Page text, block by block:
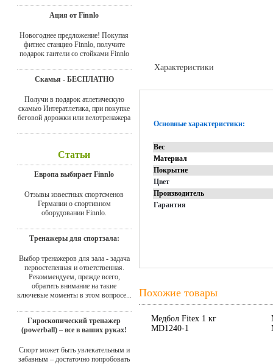
Ация от Finnlo
Новогоднее предложение! Покупая
фитнес станцию Finnlo, получите
подарок гантели со стойками Finnlo
Скамья - БЕСПЛАТНО
Получи в подарок атлетическую
скамью Интератлетика, при покупке
беговой дорожки или велотренажера
Статьи
Европа выбирает Finnlo
Отзывы известных спортсменов
Германии о спортивном
оборудовании Finnlo.
Тренажеры для спортзала:
Выбор тренажеров для зала - задача
первостепенная и ответственная.
Рекоммендуем, прежде всего,
обратить внимание на такие
ключевые моменты в этом вопросе...
Гироскопический тренажер
(powerball) – все в ваших руках!
Спорт может быть увлекательным и
забавным – достаточно попробовать
Характеристики
Основные характеристики:
Вес
Материал
Покрытие
Цвет
Производитель
Гарантия
Похожие товары
Медбол Fitex 1 кг
MD1240-1